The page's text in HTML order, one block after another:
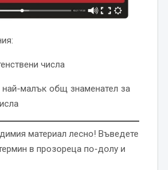
числа
най-малък общ знаменател за
материал лесно! Въведете
в прозореца по-долу и